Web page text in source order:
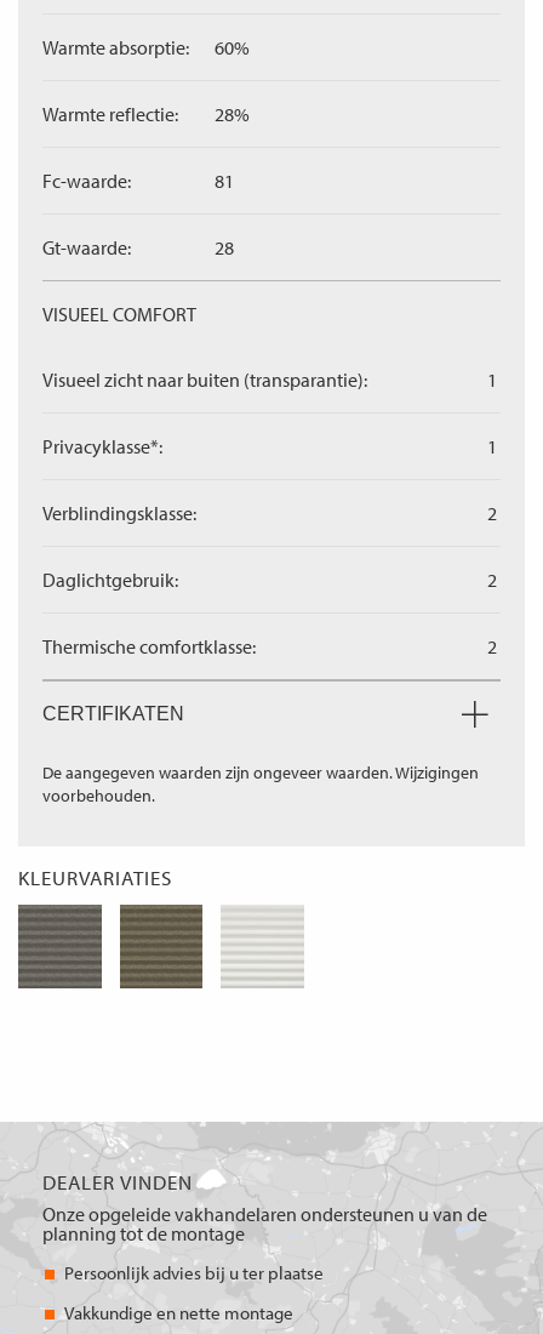
Warmte absorptie: 60%
Warmte reflectie: 28%
Fc-waarde: 81
Gt-waarde: 28
VISUEEL COMFORT
Visueel zicht naar buiten (transparantie): 1
Privacyklasse*: 1
Verblindingsklasse: 2
Daglichtgebruik: 2
Thermische comfortklasse: 2
CERTIFIKATEN
De aangegeven waarden zijn ongeveer waarden. Wijzigingen
voorbehouden.
KLEURVARIATIES
DEALER VINDEN
Onze opgeleide vakhandelaren ondersteunen u van de
planning tot de montage
Persoonlijk advies bij u ter plaatse
Vakkundige en nette montage